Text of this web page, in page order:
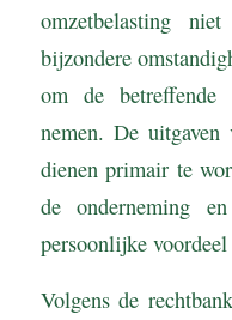
omzetbelasting
bijzondere
om de
nemen. De
dienen primair te
de onderneming
persoonlijke
Volgens de